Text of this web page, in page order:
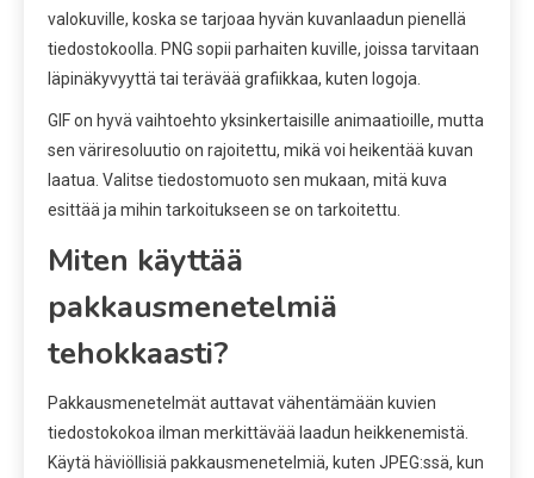
valokuville, koska se tarjoaa hyvän kuvanlaadun pienellä
tiedostokoolla. PNG sopii parhaiten kuville, joissa tarvitaan
läpinäkyvyyttä tai terävää grafiikkaa, kuten logoja.
GIF on hyvä vaihtoehto yksinkertaisille animaatioille, mutta
sen väriresoluutio on rajoitettu, mikä voi heikentää kuvan
laatua. Valitse tiedostomuoto sen mukaan, mitä kuva
esittää ja mihin tarkoitukseen se on tarkoitettu.
Miten käyttää
pakkausmenetelmiä
tehokkaasti?
Pakkausmenetelmät auttavat vähentämään kuvien
tiedostokokoa ilman merkittävää laadun heikkenemistä.
Käytä häviöllisiä pakkausmenetelmiä, kuten JPEG:ssä, kun